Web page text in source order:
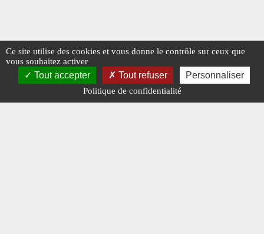
Ce site utilise des cookies et vous donne le contrôle sur ceux que
vous souhaitez activer
Tout accepter Tout refuser Personnaliser
Politique de confidentialité